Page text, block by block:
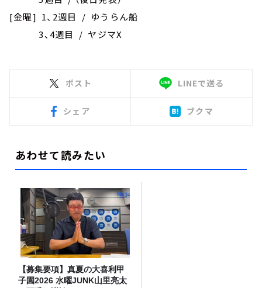
[金曜] 1、2週目 / ゆうらん船
3、4週目 / ヤジマX
ポスト LINEで送る
シェア ブクマ
あわせて読みたい
【募集要項】真夏の大喜利甲
子園2026 水曜JUNK山里亮太